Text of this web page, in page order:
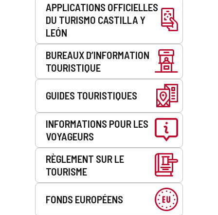
APPLICATIONS OFFICIELLES
DU TURISMO CASTILLA Y
LEÓN
BUREAUX D’INFORMATION
TOURISTIQUE
GUIDES TOURISTIQUES
INFORMATIONS POUR LES
VOYAGEURS
RÈGLEMENT SUR LE
TOURISME
FONDS EUROPÉENS